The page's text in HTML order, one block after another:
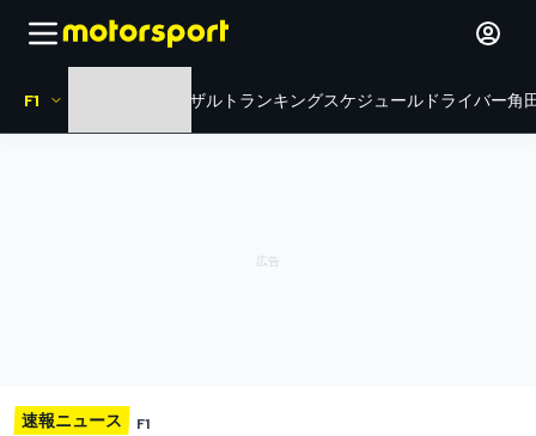
F1 リザルト ランキングスケジュール ドライバー角
速報ニュース F1